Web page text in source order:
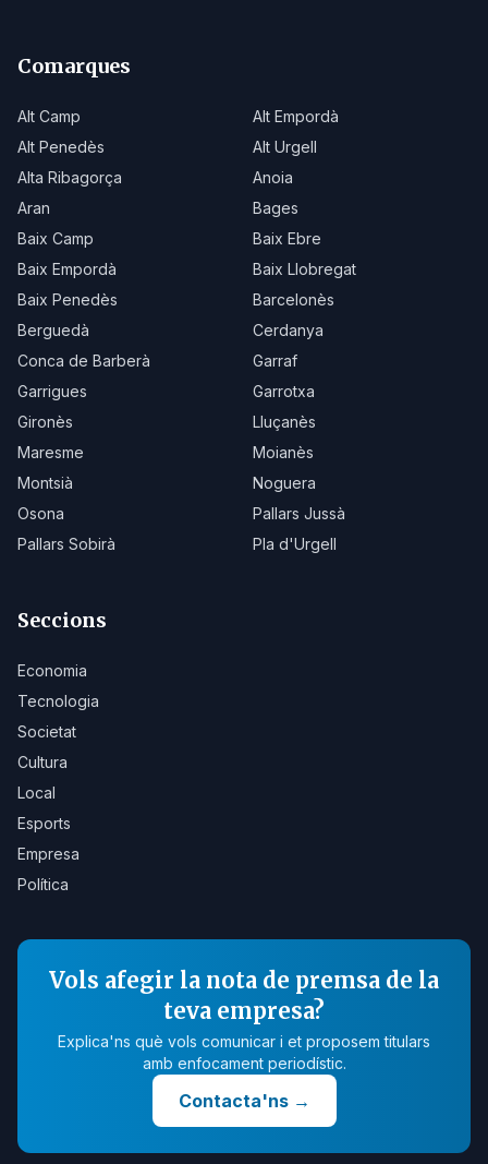
Comarques
Alt Camp
Alt Empordà
Alt Penedès
Alt Urgell
Alta Ribagorça
Anoia
Aran
Bages
Baix Camp
Baix Ebre
Baix Empordà
Baix Llobregat
Baix Penedès
Barcelonès
Berguedà
Cerdanya
Conca de Barberà
Garraf
Garrigues
Garrotxa
Gironès
Lluçanès
Maresme
Moianès
Montsià
Noguera
Osona
Pallars Jussà
Pallars Sobirà
Pla d'Urgell
Seccions
Economia
Tecnologia
Societat
Cultura
Local
Esports
Empresa
Política
Vols afegir la nota de premsa de la
teva empresa?
Explica'ns què vols comunicar i et proposem titulars
amb enfocament periodístic.
Contacta'ns→